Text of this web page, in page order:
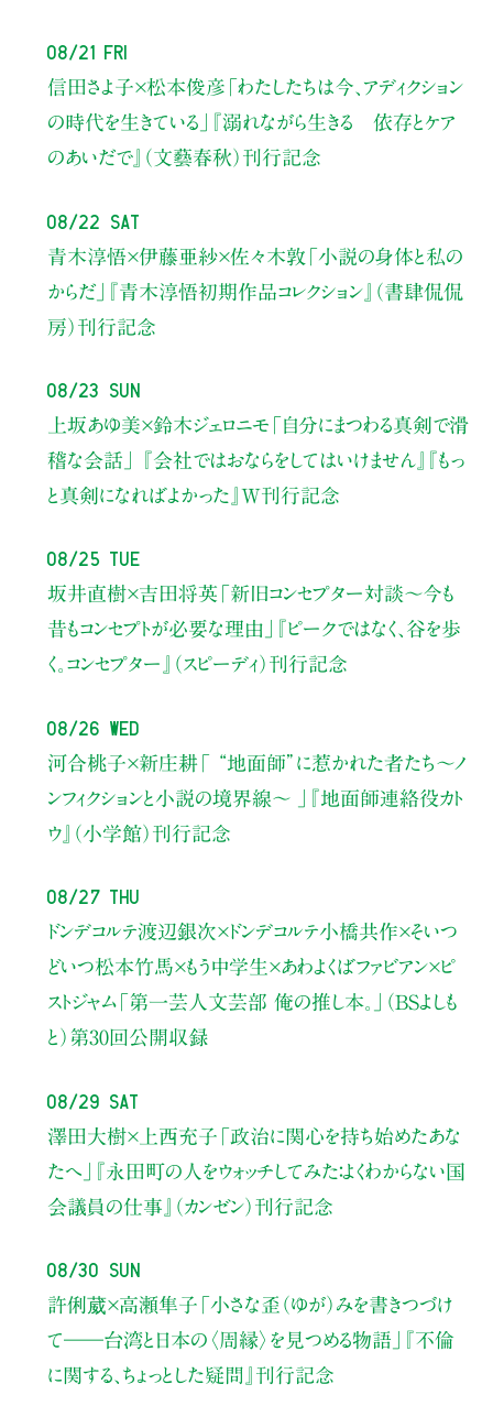
08/21 Fri
信田さよ子×松本俊彦 「わたしたちは今、アディクション
の時代を生きている」
『溺れながら生きる 依存とケア
のあいだで』（文藝春秋）刊行記念
08/22 Sat
青木淳悟×伊藤亜紗×佐々木敦 「小説の身体と私の
からだ」
『青木淳悟初期作品コレクション』（書肆侃侃
房）刊行記念
08/23 Sun
上坂あゆ美×鈴木ジェロニモ 「自分にまつわる真剣で滑
稽な会話」
『会社ではおならをしてはいけません』『もっ
と真剣になればよかった』W刊行記念
08/25 Tue
坂井直樹×吉田将英「新旧コンセプター対談～今も
昔もコンセプトが必要な理由」
『ピークではなく、谷を歩
く。コンセプター』（スピーディ）刊行記念
08/26 Wed
河合桃子×新庄耕「 “地面師”に惹かれた者たち〜ノ
ンフィクションと小説の境界線〜 」
『地面師連絡役カト
ウ』（小学館）刊行記念
08/27 Thu
ドンデコルテ渡辺銀次×ドンデコルテ小橋共作×そいつ
どいつ松本竹馬×もう中学生×あわよくばファビアン×ピ
ストジャム「第一芸人文芸部 俺の推し本。」（BSよしも
と） 第30回公開収録
08/29 Sat
澤田大樹×上西充子 「政治に関心を持ち始めたあな
たへ」
『永田町の人をウォッチしてみた：よくわからない国
会議員の仕事』（カンゼン）刊行記念
08/30 Sun
許俐葳×高瀬隼子 「小さな歪（ゆが）みを書きつづけ
て――台湾と日本の〈周縁〉を見つめる物語」
『不倫
に関する、ちょっとした疑問』刊行記念